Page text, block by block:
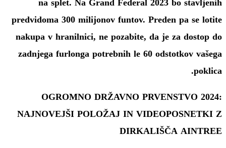
predvidoma 300 milijonov funtov. Preden pa se lotite
nakupa v hranilnici, ne pozabite, da je za dostop do
zadnjega furlonga potrebnih le 60 odstotkov vašega
poklica.
OGROMNO DRŽAVNO PRVENSTVO 2024:
NAJNOVEJŠI POLOŽAJ IN VIDEOPOSNETKI Z
DIRKALIŠČA AINTREE